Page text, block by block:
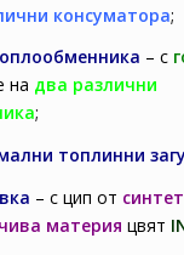
консуматора;
– с
на два различни
;
топлинни
– с цип от
материя цвят